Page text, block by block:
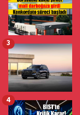
3
4